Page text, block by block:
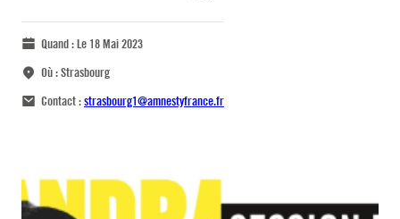
Quand :Le 18 Mai 2023
Où :Strasbourg
Contact :strasbourg1@amnestyfrance.fr